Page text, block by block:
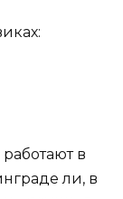
в
ли, в